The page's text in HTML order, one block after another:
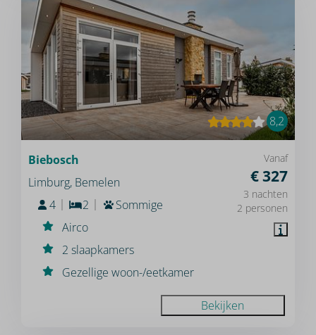
8,2
Vanaf
€ 327
3 nachten
2 personen
Biebosch
Limburg, Bemelen
4
2
Sommige
Airco
2 slaapkamers
Gezellige woon-/eetkamer
Bekijken